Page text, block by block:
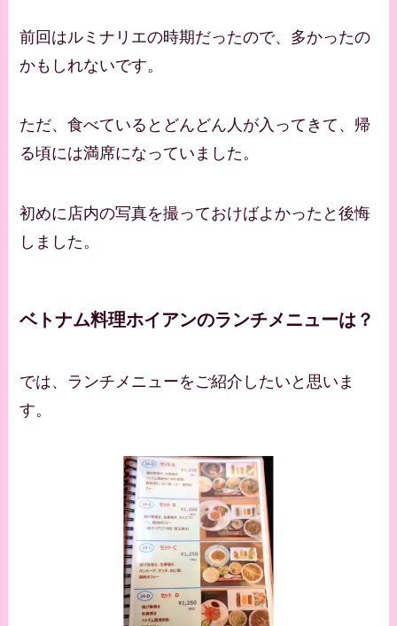
前回はルミナリエの時期だったので、多かったの
かもしれないです。
ただ、食べているとどんどん人が入ってきて、帰
る頃には満席になっていました。
初めに店内の写真を撮っておけばよかったと後悔
しました。
ベトナム料理ホイアンのランチメニューは？
では、ランチメニューをご紹介したいと思いま
す。